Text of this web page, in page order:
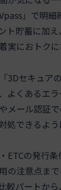
」で明
ト貯蓄に加
実におトクに
3Dセキュ
よくあるエ
ール認証
処できるよう
ETCの発行
の注意点ま
パートか